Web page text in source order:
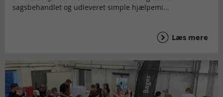
sagsbehandlet og udleveret simple hjælpemi...
Læs mere